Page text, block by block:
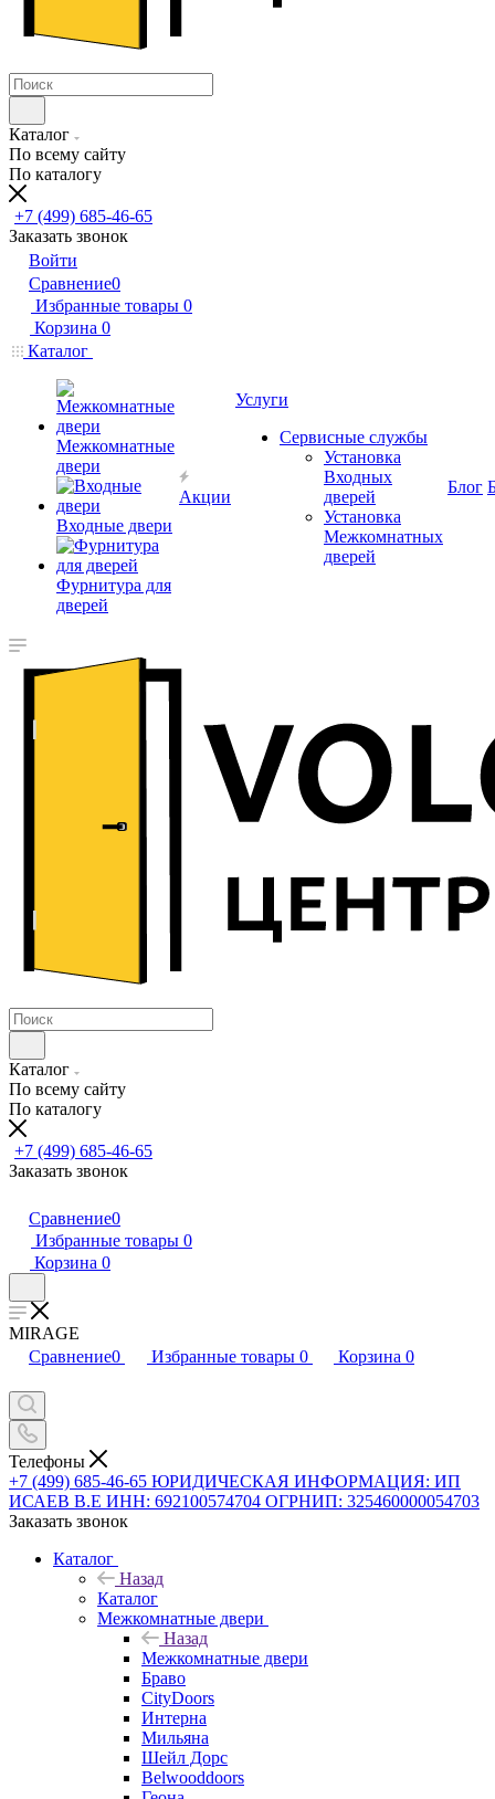
Каталог
По всему сайту
По каталогу
+7 (499) 685-46-65
Заказать звонок
Войти
Сравнение0
Избранные товары 0
Корзина 0
Каталог
Межкомнатные
двери
Входные двери
Фурнитура для
дверей
Акции
Услуги
Сервисные службы
Установка
Входных
дверей
Установка
Межкомнатных
дверей
Блог
Каталог
По всему сайту
По каталогу
+7 (499) 685-46-65
Заказать звонок
Сравнение0
Избранные товары 0
Корзина 0
MIRAGE
Сравнение0 Избранные товары 0 Корзина 0
Телефоны
+7 (499) 685-46-65 ЮРИДИЧЕСКАЯ ИНФОРМАЦИЯ: ИП
ИСАЕВ В.Е ИНН: 692100574704 ОГРНИП: 325460000054703
Заказать звонок
Каталог
Назад
Каталог
Межкомнатные двери
Назад
Межкомнатные двери
Браво
CityDoors
Интерна
Мильяна
Шейл Дорс
Belwooddoors